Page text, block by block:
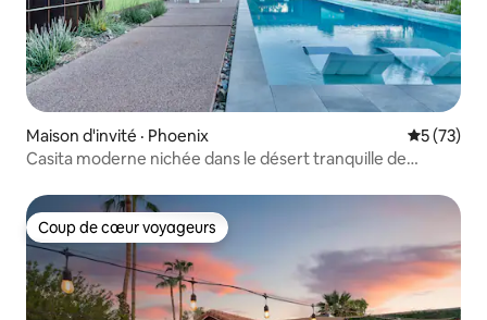
Maison d'invité · Phoenix Note
5 (73)
Casita moderne nichée dans le désert tranquille de
Coup de cœur voyageurs
Coup de cœur voyageurs